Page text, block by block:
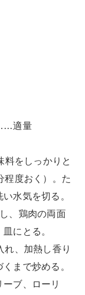
適量
料をしっかりと
程度おく）。た
水気を切る。
、鶏肉の両面
にとる。
れ、加熱し香り
まで炒める。
ブ、ローリ